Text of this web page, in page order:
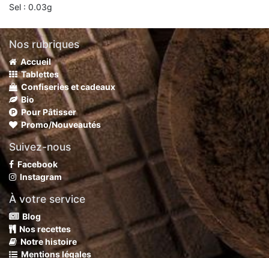
Sel : 0.03g
Nos rubriques
Accueil
Tablettes
Confiseries et cadeaux
Bio
Pour Pâtisser
Promo/Nouveautés
Suivez-nous
Facebook
Instagram
À votre service
Blog
Nos recettes
Notre histoire
Mentions légales